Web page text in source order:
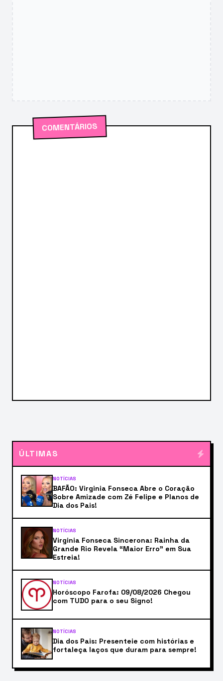
COMENTÁRIOS
ÚLTIMAS
NOTÍCIAS
BAFÃO: Virginia Fonseca Abre o Coração
Sobre Amizade com Zé Felipe e Planos de
Dia dos Pais!
NOTÍCIAS
Virginia Fonseca Sincerona: Rainha da
Grande Rio Revela “Maior Erro” em Sua
Estreia!
NOTÍCIAS
Horóscopo Farofa: 09/08/2026 Chegou
com TUDO para o seu Signo!
NOTÍCIAS
Dia dos Pais: Presenteie com histórias e
fortaleça laços que duram para sempre!